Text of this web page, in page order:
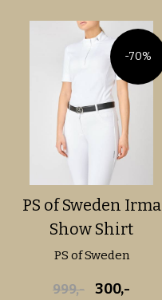
-70%
PS of Sweden Irma
Show Shirt
PS of Sweden
999,- 300,-